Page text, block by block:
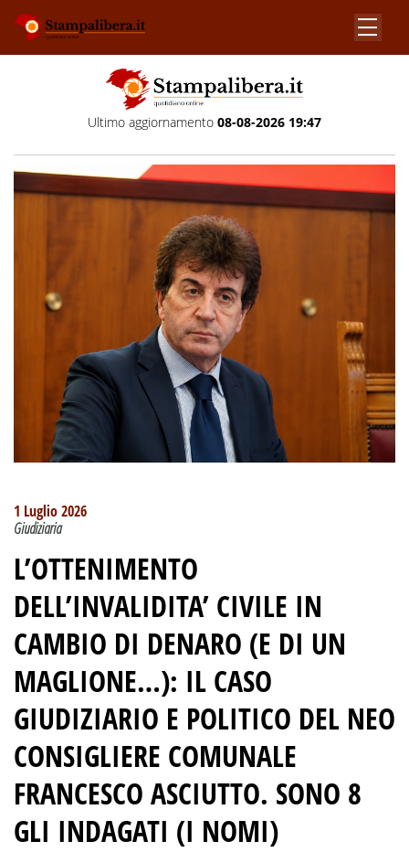
Ultimo aggiornamento 08-08-2026 19:47
1 Luglio 2026
Giudiziaria
L’OTTENIMENTO
DELL’INVALIDITA’ CIVILE IN
CAMBIO DI DENARO (E DI UN
MAGLIONE…): IL CASO
GIUDIZIARIO E POLITICO DEL NEO
CONSIGLIERE COMUNALE
FRANCESCO ASCIUTTO. SONO 8
GLI INDAGATI (I NOMI)